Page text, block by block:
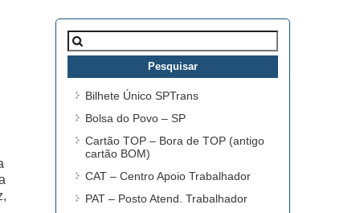
Pesquisar
por:
Bilhete Único SPTrans
Bolsa do Povo – SP
Cartão TOP – Bora de TOP (antigo
cartão BOM)
CAT – Centro Apoio Trabalhador
PAT – Posto Atend. Trabalhador